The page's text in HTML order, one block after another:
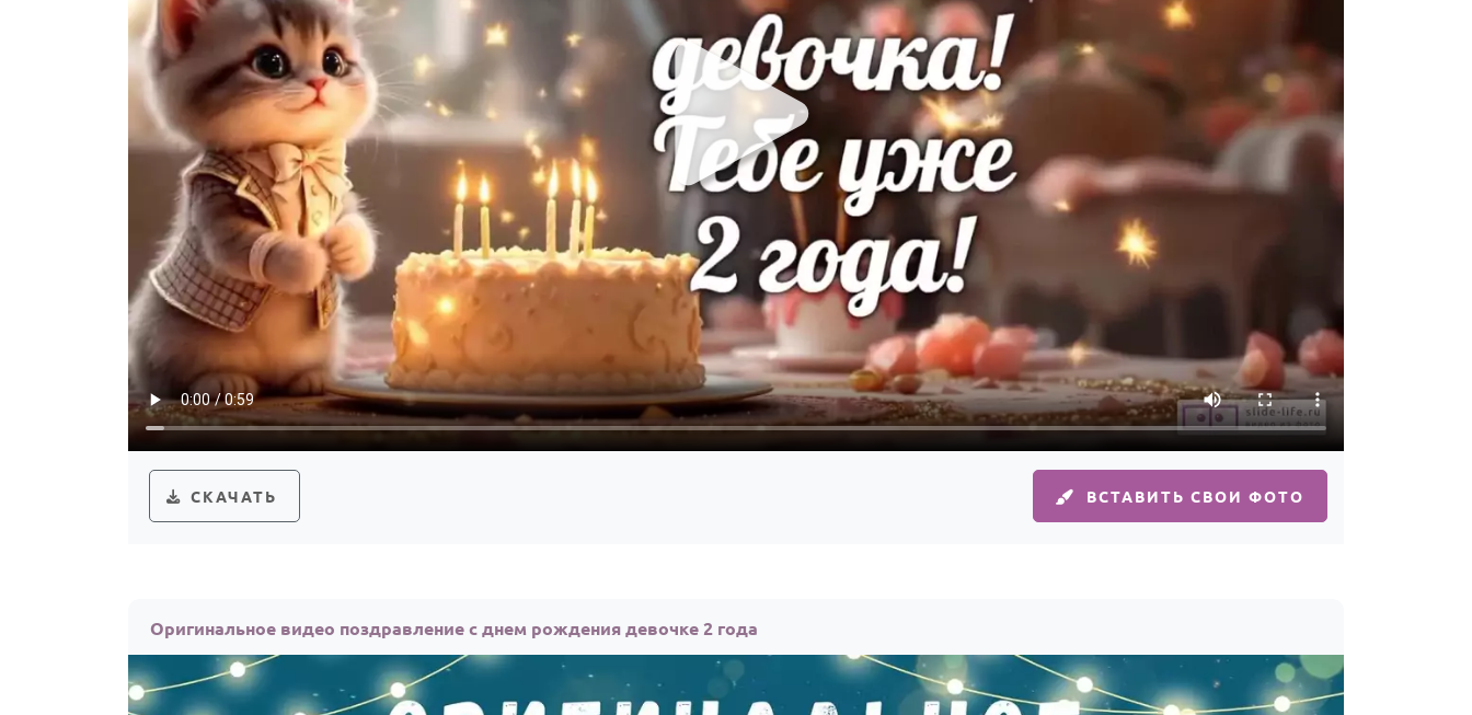
СКАЧАТЬ ВСТАВИТЬ СВОИ ФОТО
Оригинальное видео поздравление с днем рождения девочке 2 года